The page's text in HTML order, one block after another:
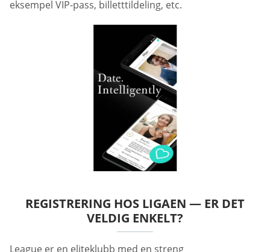
eksempel VIP-pass, billetttildeling, etc.
REGISTRERING HOS LIGAEN — ER DET
VELDIG ENKELT?
League er en eliteklubb med en streng